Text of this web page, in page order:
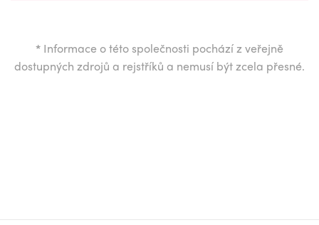
* Informace o této společnosti pochází z veřejně
dostupných zdrojů a rejstříků a nemusí být zcela přesné.